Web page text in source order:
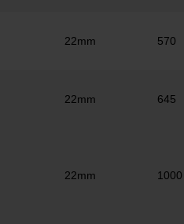
22mm 570
22mm 645
22mm 1000